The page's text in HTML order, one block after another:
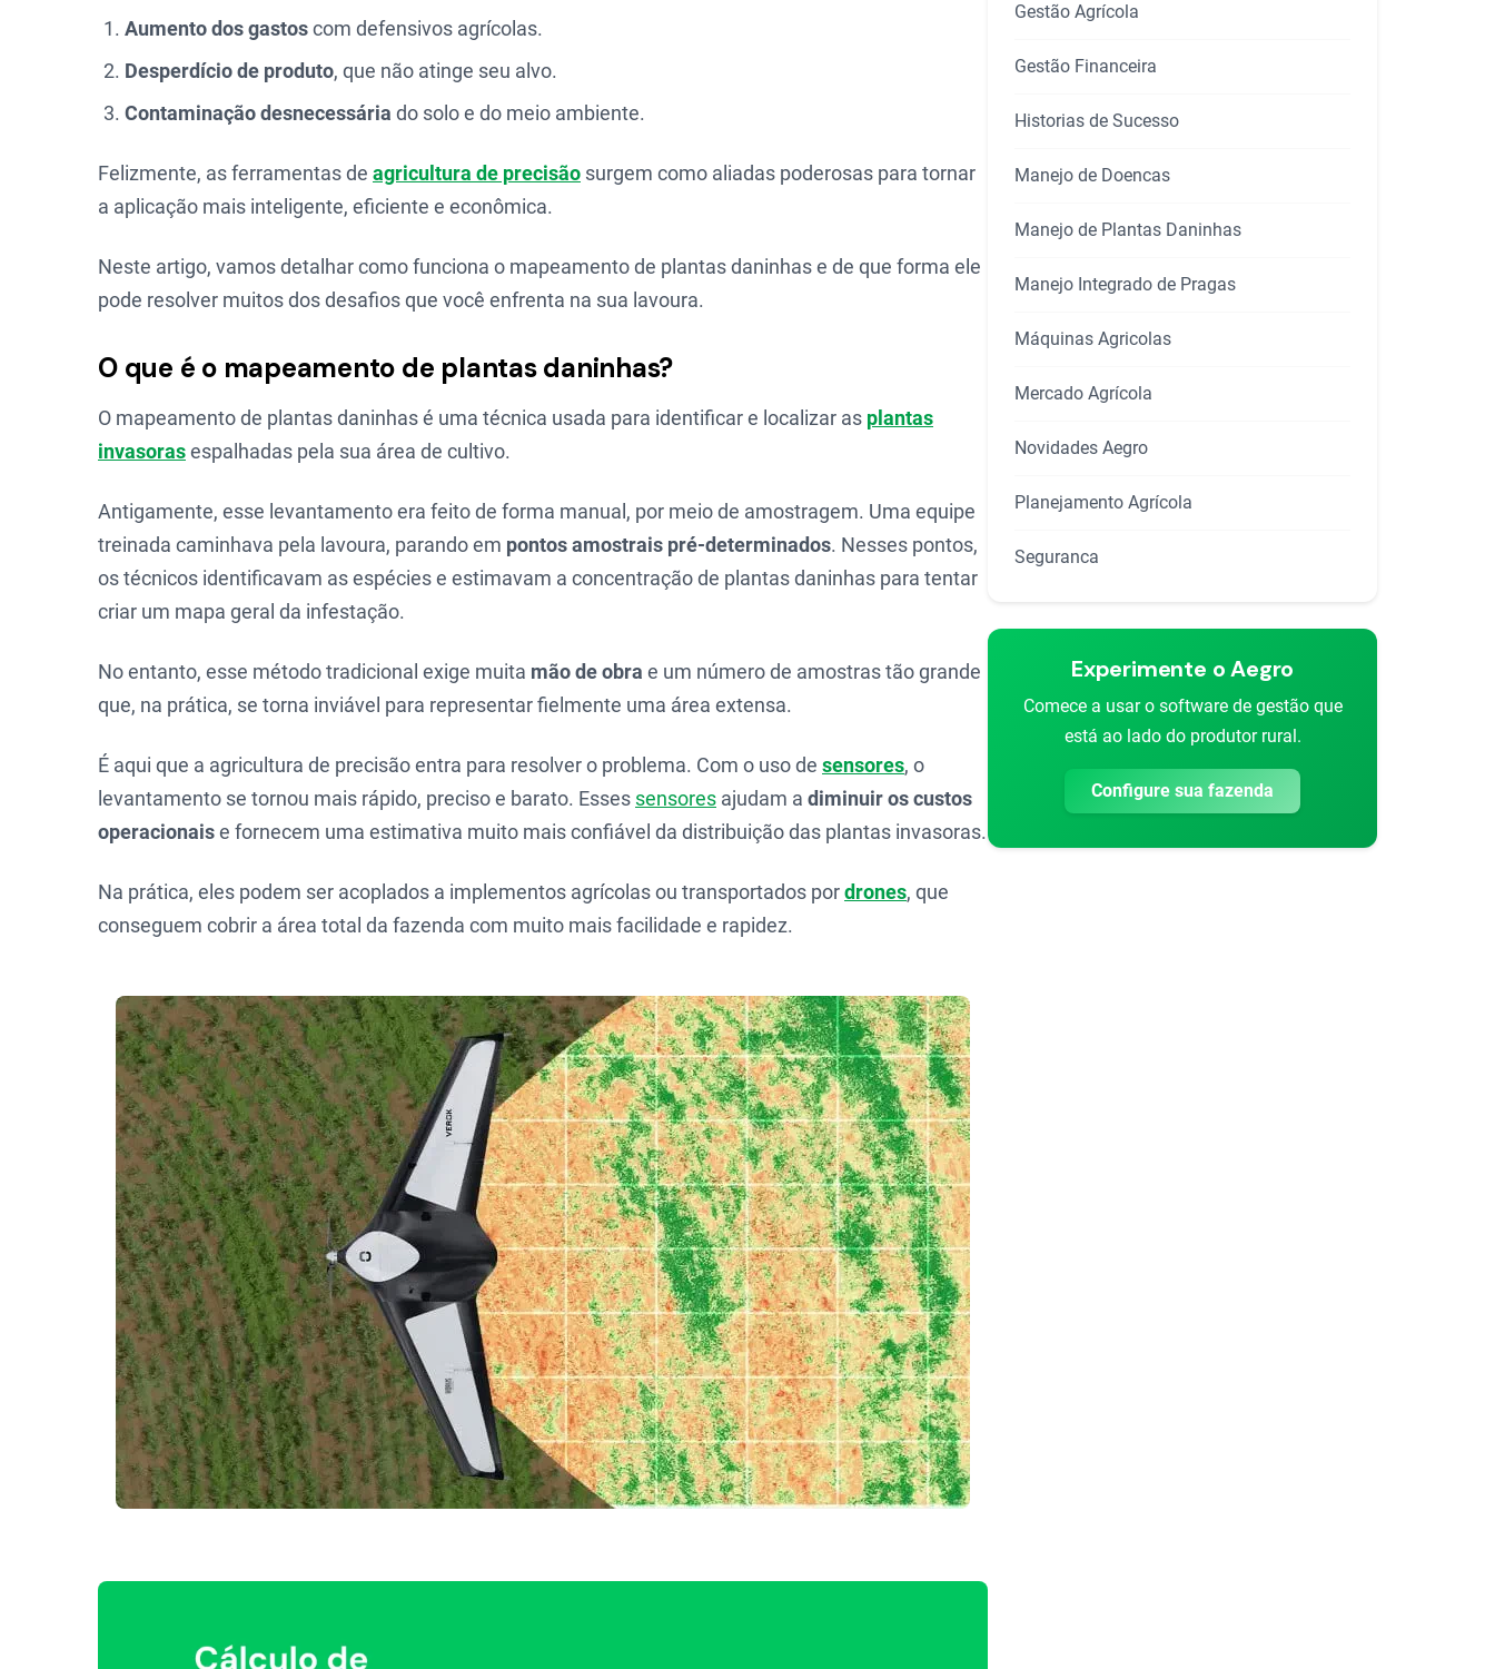
Aumento dos gastoscom defensivos agrícolas.
Desperdício de produto, que não atinge seu alvo.
Contaminação desnecessária do solo e do meio ambiente.
Felizmente, as ferramentas de agricultura de precisão surgem como aliadas poderosas para tornar
a aplicação mais inteligente, eficiente e econômica.
Neste artigo, vamos detalhar como funciona o mapeamento de plantas daninhas e de que forma ele
pode resolver muitos dos desafios que você enfrenta na sua lavoura.
O que é o mapeamento de plantas daninhas?
O mapeamento de plantas daninhas é uma técnica usada para identificar e localizar as plantas
invasorasespalhadas pela sua área de cultivo.
Antigamente, esse levantamento era feito de forma manual, por meio de amostragem. Uma equipe
treinada caminhava pela lavoura, parando em pontos amostrais pré-determinados. Nesses pontos,
os técnicos identificavam as espécies e estimavam a concentração de plantas daninhas para tentar
criar um mapa geral da infestação.
No entanto, esse método tradicional exige muita mão de obra e um número de amostras tão grande
que, na prática, se torna inviável para representar fielmente uma área extensa.
É aqui que a agricultura de precisão entra para resolver o problema. Com o uso de sensores, o
levantamento se tornou mais rápido, preciso e barato. Esses sensores ajudam a diminuir os custos
operacionaise fornecem uma estimativa muito mais confiável da distribuição das plantas invasoras.
Na prática, eles podem ser acoplados a implementos agrícolas ou transportados pordrones, que
conseguem cobrir a área total da fazenda com muito mais facilidade e rapidez.
Gestão Agrícola
Gestão Financeira
Historias de Sucesso
Manejo de Doencas
Manejo de Plantas Daninhas
Manejo Integrado de Pragas
Máquinas Agricolas
Mercado Agrícola
Novidades Aegro
Planejamento Agrícola
Seguranca
Experimente o Aegro
Comece a usar o software de gestão que
está ao lado do produtor rural.
Configure sua fazenda